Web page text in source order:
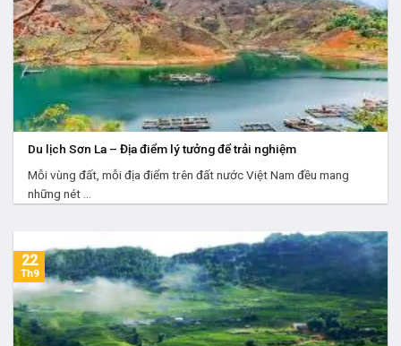
Du lịch Sơn La – Địa điểm lý tưởng để trải nghiệm
Mỗi vùng đất, mỗi địa điểm trên đất nước Việt Nam đều mang
những nét ...
22
Th9